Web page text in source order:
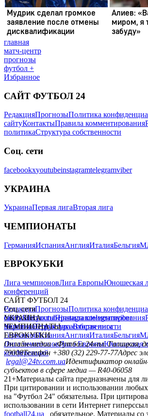
главная
матч-центр
прогнозы
футбол +
Избранное
САЙТ ФУТБОЛ 24
РедакцияПрогнозыПолитика
сайтуКонтактыПравила комментирования
политикаСтруктура собственности
Соц. сети
facebookxyoutubeinstagramtelegramviber
УКРАИНА
УкраинаПервая лигаВторая лига
ЧЕМПИОНАТЫ
ГерманияИспанияАнглияИталияБельгия
ЕВРОКУБКИ
Лига чемпионовЛига ЕвропыЮношеская
конференций
САЙТ ФУТБОЛ 24
РедакцияПрогнозыПолитика
сайтуКонтактыПравила комментирования
политикаСтруктура собственности
Соц. сети
facebookxyoutubeinstagramtelegramviber
УКРАИНА
УкраинаПервая лигаВторая лига
ЧЕМПИОНАТЫ
ГерманияИспанияАнглияИталияБельгия
ЕВРОКУБКИ
Лига чемпионовЛига ЕвропыЮношеская
конференций
Онлайн-медиа «Футбол 24»пл. Галицкая,
79008Телефон +380 (32) 229-77-77Адрес
legal@24tv.com.uaИдентификатор
субъектов в сфере медиа — R40-06058
21+Материалы сайта предназначены для
При цитировании и использовании любых
на "Футбол 24" обязательна. При
использовании в сети Интернет
football24.ua
обязательное. Материалы со